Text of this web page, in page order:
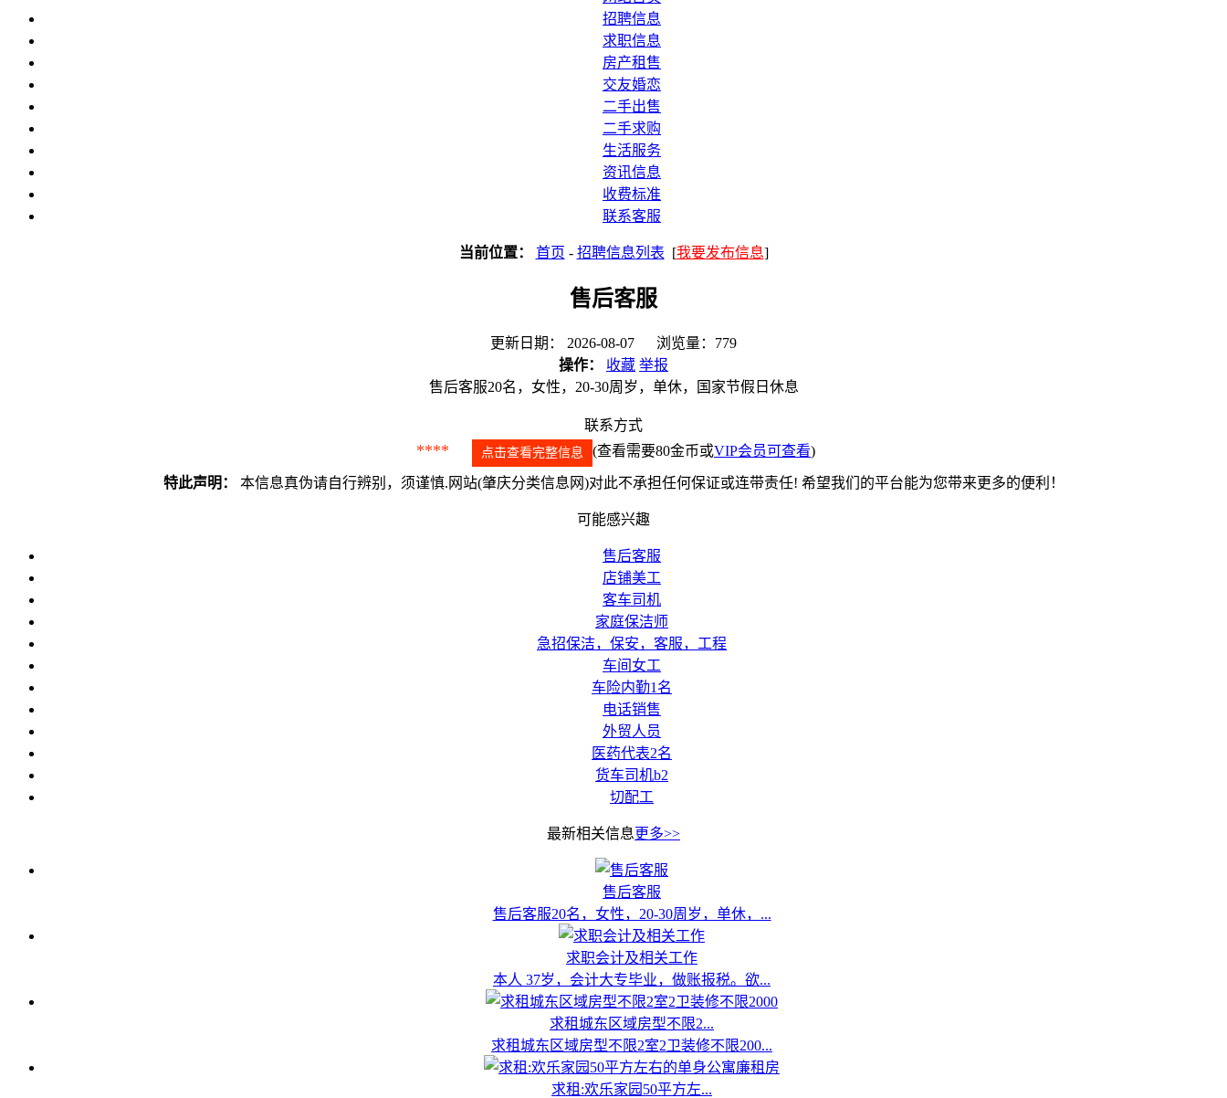
招聘信息
求职信息
房产租售
交友婚恋
二手出售
二手求购
生活服务
资讯信息
收费标准
联系客服
当前位置： 首页 - 招聘信息列表 [我要发布信息]
售后客服
更新日期： 2026-08-07 浏览量：779
操作：
收藏 举报
售后客服20名，女性，20-30周岁，单休，国家节假日休息
联系方式
**** 点击查看完整信息 (查看需要80金币或VIP会员可查看)
特此声明： 本信息真伪请自行辨别，须谨慎.网站(肇庆分类信息网)对此不承担任何保证或连带责任! 希望我们的平台能为您带来更多的便利！
可能感兴趣
售后客服
店铺美工
客车司机
家庭保洁师
急招保洁，保安，客服，工程
车间女工
车险内勤1名
电话销售
外贸人员
医药代表2名
货车司机b2
切配工
最新相关信息更多>>
售后客服
售后客服20名，女性，20-30周岁，单休，...
求职会计及相关工作
本人 37岁，会计大专毕业，做账报税。欲...
求租城东区域房型不限2...
求租城东区域房型不限2室2卫装修不限200...
求租:欢乐家园50平方左...